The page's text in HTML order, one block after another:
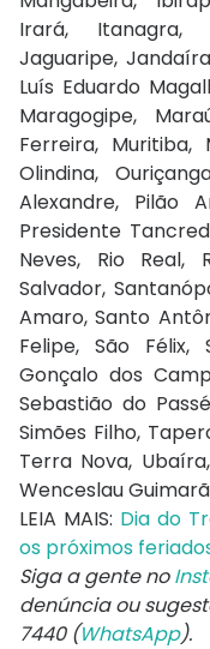
Irará, Itanagra,
Jaguaripe,
Luís Eduardo
Maragogipe,
Ferreira, Muritiba,
Olindina,
Alexandre, Pilão
Presidente
Neves, Rio Real,
Salvador,
Amaro, Santo
Felipe, São Félix,
Gonçalo dos
Sebastião do
Simões Filho,
Terra Nova,
Wenceslau
LEIA MAIS: Dia do
os próximos
Siga a gente no
denúncia ou
7440 (WhatsApp).